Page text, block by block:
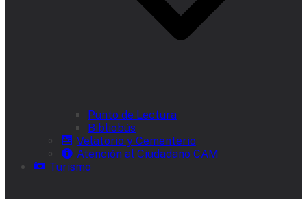
Punto de Lectura
Bibliobús
Velatorio y Cementerio
Atención al Ciudadano CAM
Turismo